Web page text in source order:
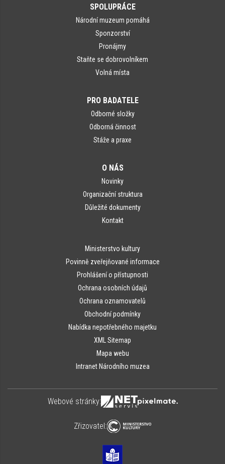
SPOLUPRÁCE
Národní muzeum pomáhá
Sponzorství
Pronájmy
Staňte se dobrovolníkem
Volná místa
PRO BADATELE
Odborné složky
Odborná činnost
Stáže a praxe
O NÁS
Novinky
Organizační struktura
Důležité dokumenty
Kontakt
Ministerstvo kultury
Povinně zveřejňované informace
Prohlášení o přístupnosti
Ochrana osobních údajů
Ochrana oznamovatelů
Obchodní podmínky
Nabídka nepotřebného majetku
XML Sitemap
Mapa webu
Intranet Národního muzea
Webové stránky:
Zřizovatel: